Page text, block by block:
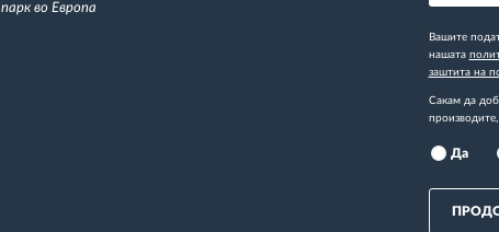
парк во Европа
Вашите
нашата
заштита на
Сакам да
Да